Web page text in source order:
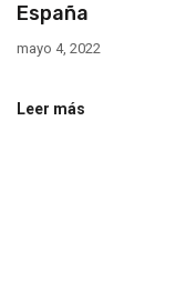
España
mayo 4, 2022
Leer más